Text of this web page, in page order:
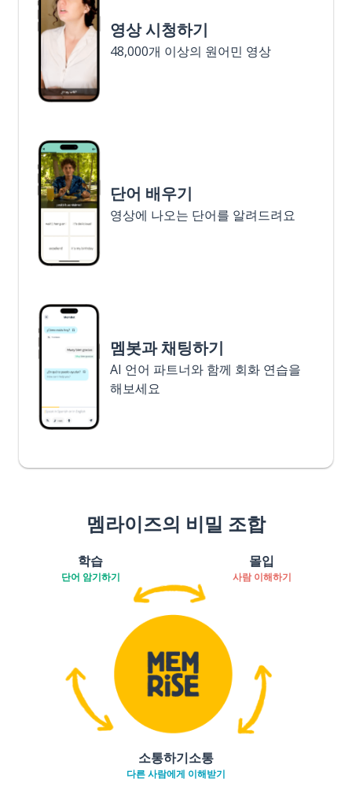
영상 시청하기
48,000개 이상의 원어민 영상
단어 배우기
영상에 나오는 단어를 알려드려요
멤봇과 채팅하기
AI 언어 파트너와 함께 회화 연습을
해보세요
멤라이즈의 비밀 조합
학습
단어 암기하기
몰입
사람 이해하기
소통하기소통
다른 사람에게 이해받기